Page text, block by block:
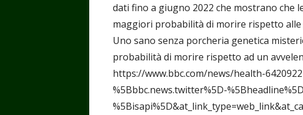
dati fino a giugno 2022 che mostrano che
maggiori probabilità di morire rispetto alle
Uno sano senza porcheria genetica
probabilità di morire rispetto ad un
https://www.bbc.com/news/health-
%5Bbbc.news.twitter%5D-